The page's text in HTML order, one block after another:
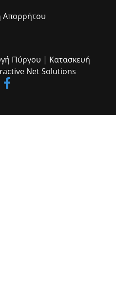
Απορρήτου
Πύργου | Κατασκευή
Net Solutions